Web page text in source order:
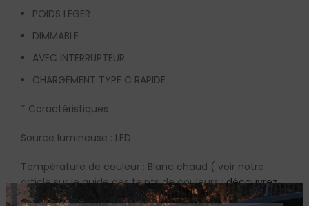
POIDS LEGER
DIMMABLE
AVEC INTERRUPTEUR
CHARGEMENT TYPE C RAPIDE
* Caractéristiques :
Source lumineuse : LED
Température de couleur : Blanc chaud ( voir notre
article sur le guide des teints de couleurs :découvrez
l’art des couleurs guide des teints de couleur led